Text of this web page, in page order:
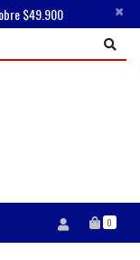
$49.900 ×
0